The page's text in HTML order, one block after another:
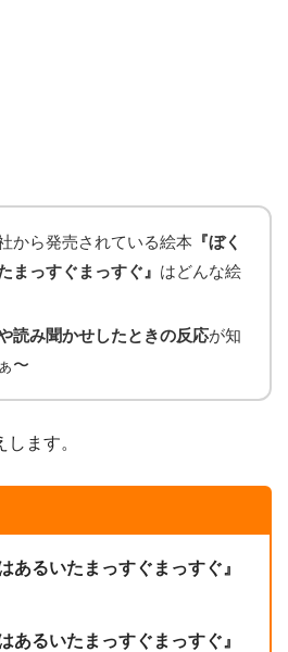
から発売されている絵本 『ぼく
まっすぐまっすぐ』 はどんな絵
読み聞かせしたときの反応が知
〜
ます。
あるいたまっすぐまっすぐ』
あるいたまっすぐまっすぐ』